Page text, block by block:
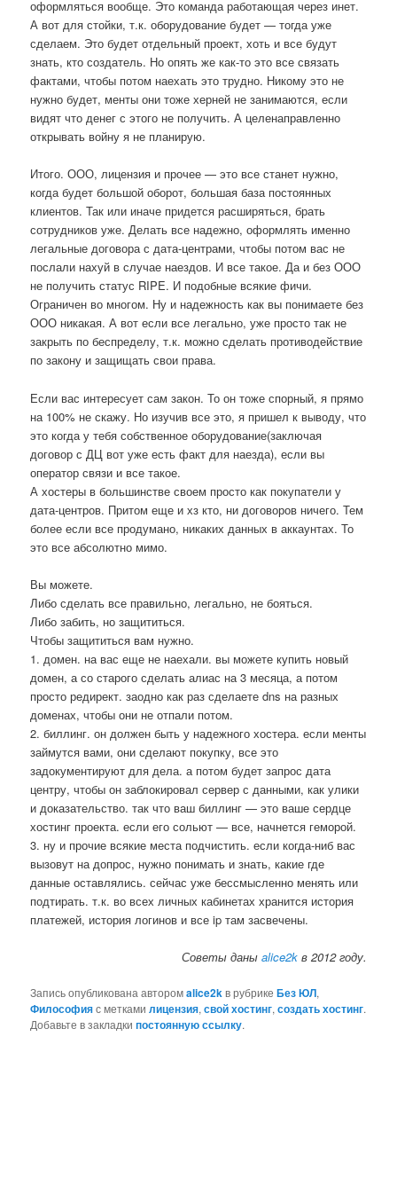
оформляться вообще. Это команда работающая через инет.
А вот для стойки, т.к. оборудование будет — тогда уже
сделаем. Это будет отдельный проект, хоть и все будут
знать, кто создатель. Но опять же как-то это все связать
фактами, чтобы потом наехать это трудно. Никому это не
нужно будет, менты они тоже херней не занимаются, если
видят что денег с этого не получить. А целенаправленно
открывать войну я не планирую.
Итого. ООО, лицензия и прочее — это все станет нужно,
когда будет большой оборот, большая база постоянных
клиентов. Так или иначе придется расширяться, брать
сотрудников уже. Делать все надежно, оформлять именно
легальные договора с дата-центрами, чтобы потом вас не
послали нахуй в случае наездов. И все такое. Да и без ООО
не получить статус RIPE. И подобные всякие фичи.
Ограничен во многом. Ну и надежность как вы понимаете без
ООО никакая. А вот если все легально, уже просто так не
закрыть по беспределу, т.к. можно сделать противодействие
по закону и защищать свои права.
Если вас интересует сам закон. То он тоже спорный, я прямо
на 100% не скажу. Но изучив все это, я пришел к выводу, что
это когда у тебя собственное оборудование(заключая
договор с ДЦ вот уже есть факт для наезда), если вы
оператор связи и все такое.
А хостеры в большинстве своем просто как покупатели у
дата-центров. Притом еще и хз кто, ни договоров ничего. Тем
более если все продумано, никаких данных в аккаунтах. То
это все абсолютно мимо.
Вы можете.
Либо сделать все правильно, легально, не бояться.
Либо забить, но защититься.
Чтобы защититься вам нужно.
1. домен. на вас еще не наехали. вы можете купить новый
домен, а со старого сделать алиас на 3 месяца, а потом
просто редирект. заодно как раз сделаете dns на разных
доменах, чтобы они не отпали потом.
2. биллинг. он должен быть у надежного хостера. если менты
займутся вами, они сделают покупку, все это
задокументируют для дела. а потом будет запрос дата
центру, чтобы он заблокировал сервер с данными, как улики
и доказательство. так что ваш биллинг — это ваше сердце
хостинг проекта. если его сольют — все, начнется геморой.
3. ну и прочие всякие места подчистить. если когда-ниб вас
вызовут на допрос, нужно понимать и знать, какие где
данные оставлялись. сейчас уже бессмысленно менять или
подтирать. т.к. во всех личных кабинетах хранится история
платежей, история логинов и все ip там засвечены.
Советы даны alice2kв 2012 году.
Запись опубликована авторомalice2kв рубрикеБез ЮЛ,
Философияс меткамилицензия,свой хостинг,создать хостинг.
Добавьте в закладкипостоянную ссылку.